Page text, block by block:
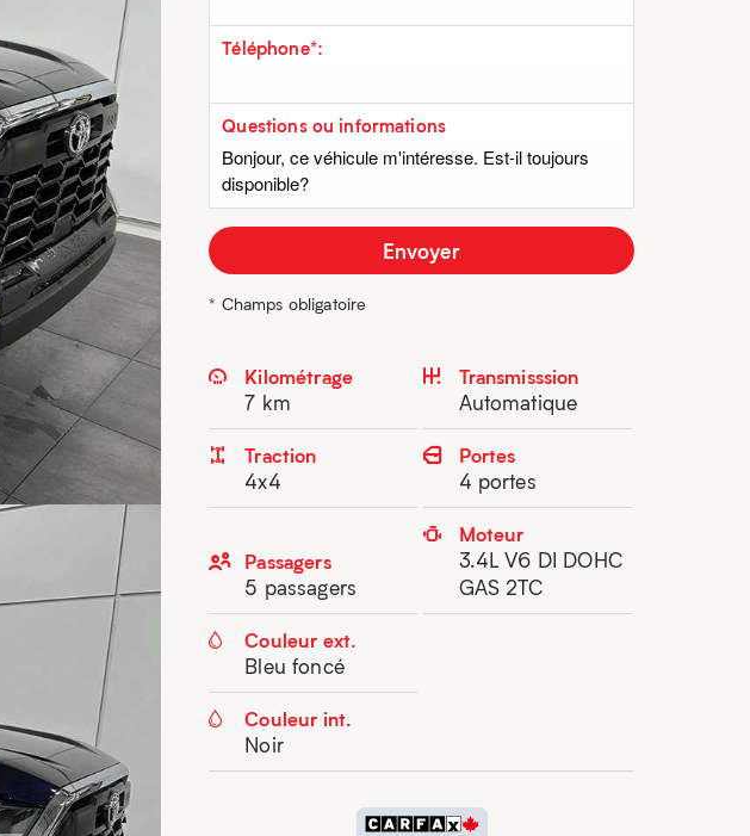
Téléphone*:
Questions ou informations
* Champs obligatoire
Kilométrage
7 km
Transmisssion
Automatique
Traction
4x4
Portes
4 portes
Passagers
5 passagers
Moteur
3.4L V6 DI DOHC
GAS 2TC
Couleur ext.
Bleu foncé
Couleur int.
Noir